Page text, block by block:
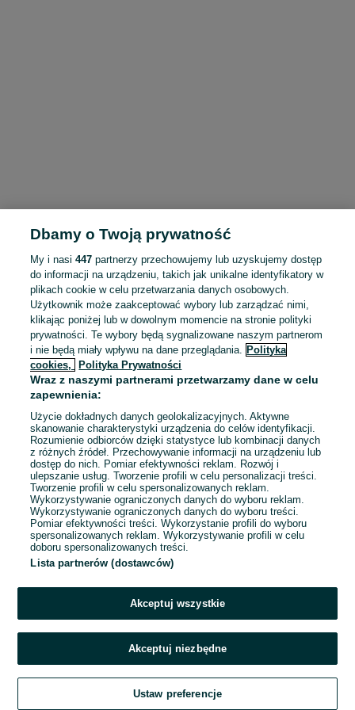
To ogłoszenie nie jest już dostępne
Przejdź na stronę główną
Dbamy o Twoją prywatność
My i nasi447 partnerzy przechowujemy lub uzyskujemy dostęp
do informacji na urządzeniu, takich jak unikalne identyfikatory w
plikach cookie w celu przetwarzania danych osobowych.
Użytkownik może zaakceptować wybory lub zarządzać nimi,
klikając poniżej lub w dowolnym momencie na stronie polityki
prywatności. Te wybory będą sygnalizowane naszym partnerom
i nie będą miały wpływu na dane przeglądania. Polityka
cookies,
Polityka Prywatności
Wraz z naszymi partnerami przetwarzamy dane w celu
zapewnienia:
Użycie dokładnych danych geolokalizacyjnych. Aktywne
skanowanie charakterystyki urządzenia do celów identyfikacji.
Rozumienie odbiorców dzięki statystyce lub kombinacji danych
z różnych źródeł. Przechowywanie informacji na urządzeniu lub
dostęp do nich. Pomiar efektywności reklam. Rozwój i
ulepszanie usług. Tworzenie profili w celu personalizacji treści.
Tworzenie profili w celu spersonalizowanych reklam.
Wykorzystywanie ograniczonych danych do wyboru reklam.
Wykorzystywanie ograniczonych danych do wyboru treści.
Pomiar efektywności treści. Wykorzystanie profili do wyboru
spersonalizowanych reklam. Wykorzystywanie profili w celu
doboru spersonalizowanych treści.
Lista partnerów (dostawców)
Akceptuj wszystkie
Akceptuj niezbędne
Ustaw preferencje